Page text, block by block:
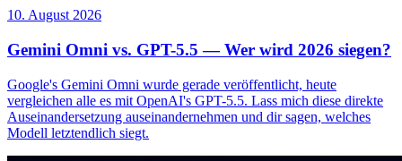
10. August 2026
Gemini Omni vs. GPT-5.5 — Wer wird 2026 siegen?
Google's Gemini Omni wurde gerade veröffentlicht, heute
vergleichen alle es mit OpenAI's GPT-5.5. Lass mich diese direkte
Auseinandersetzung auseinandernehmen und dir sagen, welches
Modell letztendlich siegt.